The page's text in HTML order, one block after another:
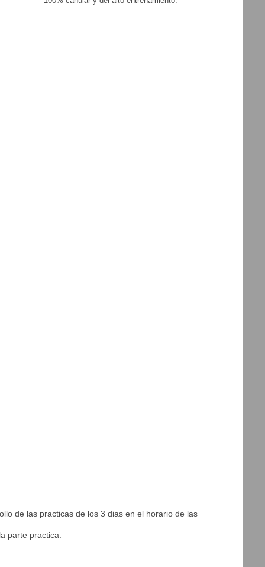
de las practicas de los 3 dias en el horario de las
parte practica.